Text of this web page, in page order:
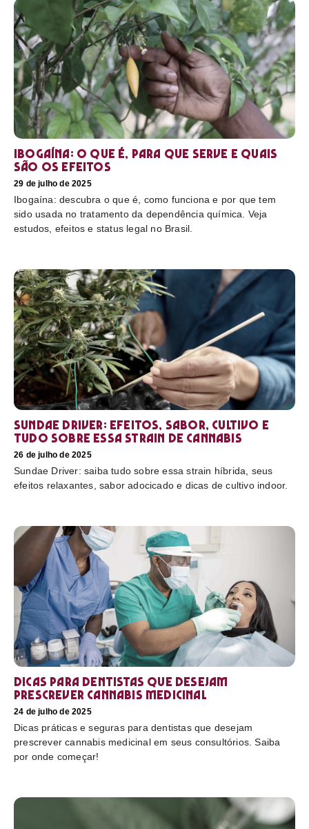
Ibogaína: o que é, para que serve e quais
são os efeitos
29 de julho de 2025
Ibogaína: descubra o que é, como funciona e por que tem
sido usada no tratamento da dependência química. Veja
estudos, efeitos e status legal no Brasil.
Sundae Driver: efeitos, sabor, cultivo e
tudo sobre essa strain de cannabis
26 de julho de 2025
Sundae Driver: saiba tudo sobre essa strain híbrida, seus
efeitos relaxantes, sabor adocicado e dicas de cultivo indoor.
Dicas para dentistas que desejam
prescrever cannabis medicinal
24 de julho de 2025
Dicas práticas e seguras para dentistas que desejam
prescrever cannabis medicinal em seus consultórios. Saiba
por onde começar!